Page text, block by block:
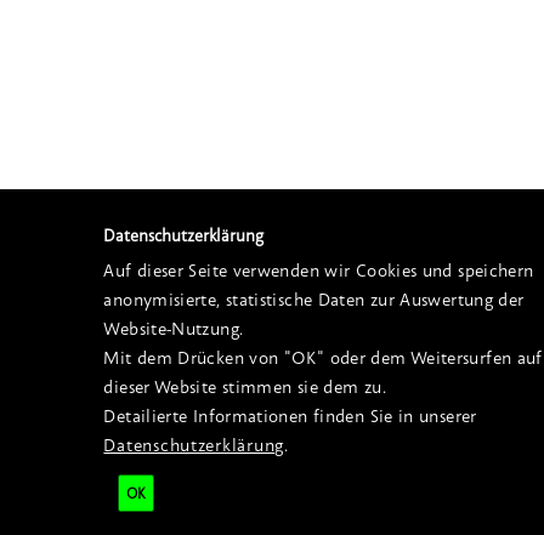
Datenschutzerklärung
Auf dieser Seite verwenden wir Cookies und speichern
anonymisierte, statistische Daten zur Auswertung der
Website-Nutzung.
Mit dem Drücken von "OK" oder dem Weitersurfen auf
dieser Website stimmen sie dem zu.
Detailierte Informationen finden Sie in unserer
Datenschutzerklärung.
OK